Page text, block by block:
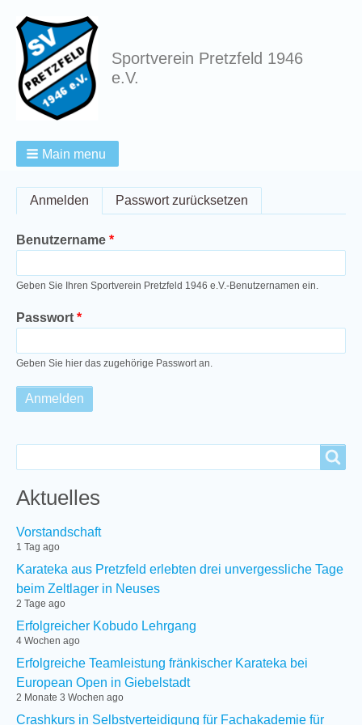
Sportverein Pretzfeld 1946
e.V.
Main menu
Breadcrumbs
Primary
tabs
Anmelden (aktiver Reiter)
Passwort zurücksetzen
Benutzername
Geben Sie Ihren Sportverein Pretzfeld 1946 e.V.-Benutzernamen ein.
Passwort
Geben Sie hier das zugehörige Passwort an.
Aktuelles
Vorstandschaft
1 Tag ago
Karateka aus Pretzfeld erlebten drei unvergessliche Tage
beim Zeltlager in Neuses
2 Tage ago
Erfolgreicher Kobudo Lehrgang
4 Wochen ago
Erfolgreiche Teamleistung fränkischer Karateka bei
European Open in Giebelstadt
2 Monate 3 Wochen ago
Crashkurs in Selbstverteidigung für Fachakademie für